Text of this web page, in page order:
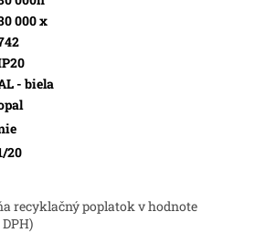
000 x
- biela
20
recyklačný poplatok v hodnote
DPH)